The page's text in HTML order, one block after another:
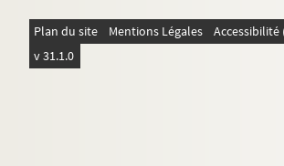
Yvain, Maurice (1891-1965)
Zandonai, Riccardo (1883-1944)
Compositeurs non identifiés
Plan du site Mentions Légales
v 31.1.0